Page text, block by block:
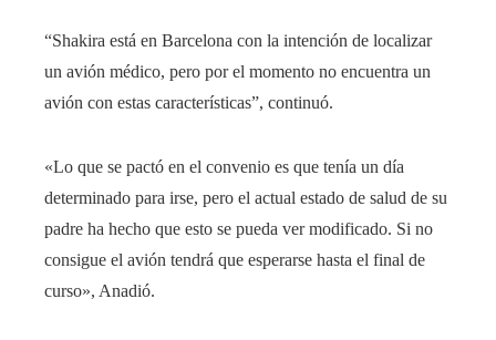
“Shakira está en Barcelona con la intención de localizar
un avión médico, pero por el momento no encuentra un
avión con estas características”, continuó.
«Lo que se pactó en el convenio es que tenía un día
determinado para irse, pero el actual estado de salud de su
padre ha hecho que esto se pueda ver modificado. Si no
consigue el avión tendrá que esperarse hasta el final de
curso», Anadió.